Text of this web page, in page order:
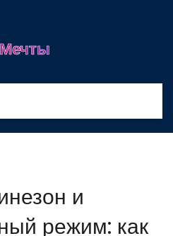
и
режим: как